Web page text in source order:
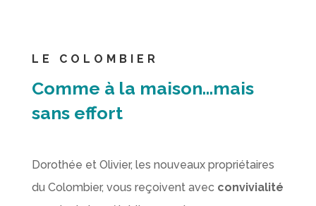
LE COLOMBIER
Comme à la maison…mais
sans effort
Dorothée et Olivier, les nouveaux propriétaires
du Colombier, vous reçoivent avec convivialité